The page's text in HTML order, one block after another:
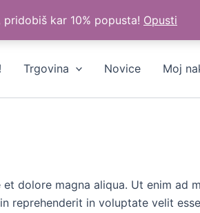
kar 10% popusta! Opusti
Trgovina Novice Moj
dolore magna aliqua. Ut enim ad
reprehenderit in voluptate velit